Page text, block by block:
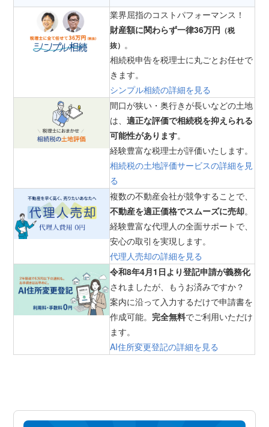
業界屈指のコストパフォーマンス！
財産額に関わらず一律36万円 （税
抜） 。
相続税申告を税理士に丸ごとお任せで
きます。
シンプル相続の詳細を見る
間口が狭い・奥行きが長いなどの土地
は、適正な評価で相続税を抑えられる
可能性があります。
経験豊富な税理士が評価いたします。
相続税の土地評価サービスの詳細を見
る
複数の不動産会社が競争することで、
不動産を適正価格でスムーズに売却。
経験豊富な代理人の全面サポートで、
安心の取引を実現します。
代理人売却の詳細を見る
令和8年4月1日より登記申請が義務化
されましたが、もうお済みですか？
案内に沿って入力するだけで申請書を
作成可能。 完全無料でご利用いただけ
ます。
AI住所変更登記の詳細を見る